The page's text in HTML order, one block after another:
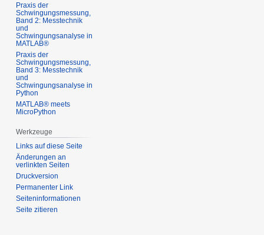
Praxis der
Schwingungsmessung,
Band 2: Messtechnik
und
Schwingungsanalyse in
MATLAB®
Praxis der
Schwingungsmessung,
Band 3: Messtechnik
und
Schwingungsanalyse in
Python
MATLAB® meets
MicroPython
Werkzeuge
Links auf diese Seite
Änderungen an
verlinkten Seiten
Druckversion
Permanenter Link
Seiten­­informationen
Seite zitieren